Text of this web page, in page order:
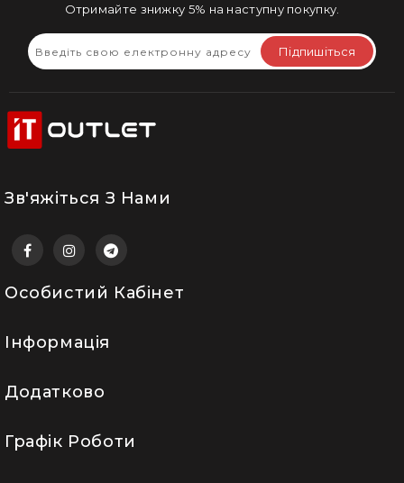
Отримайте знижку 5% на наступну покупку.
Підпишіться
Зв'яжіться З Нами
Особистий Кабінет
Інформація
Додатково
Графік Роботи